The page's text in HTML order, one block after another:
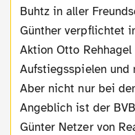
Buhtz in aller
Günther verpflichtet
Aktion Otto
Aufstiegsspielen und
Aber nicht nur bei
Angeblich ist der
Günter Netzer von